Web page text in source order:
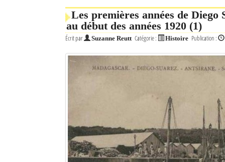
L'actualité du tourisme
Les premières années de
au début des années 1920 (1)
Écrit par Suzanne Reutt Catégorie : Histoire Publication :